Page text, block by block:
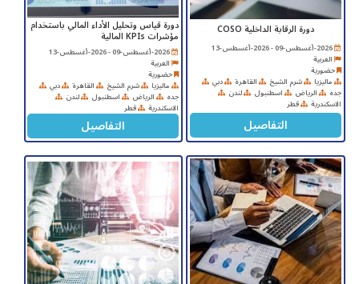
دورة الرقابة الداخلية COSO
2026-أغسطس-09 - 2026-أغسطس-13
العربية
حضورية
ماليزيا شرم الشيخ القاهرة دبي
جده الرياض اسطنبول لندن
الاسكندرية قطر
التفاصيل
دورة قياس وتحليل الأداء المالي باستخدام
مؤشرات KPIs المالية
2026-أغسطس-09 - 2026-أغسطس-13
العربية
حضورية
ماليزيا شرم الشيخ القاهرة دبي
جده الرياض اسطنبول لندن
الاسكندرية قطر
التفاصيل